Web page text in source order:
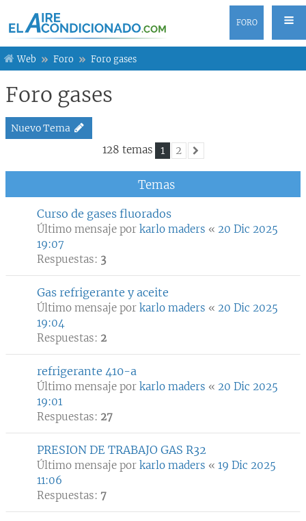
FORO
Web Foro Foro gases
Foro gases
Nuevo Tema
128 temas 1
2
Siguiente
Temas
Curso de gases fluorados
Último mensaje por karlo maders « 20 Dic 2025
19:07
Respuestas: 3
Gas refrigerante y aceite
Último mensaje por karlo maders « 20 Dic 2025
19:04
Respuestas: 2
refrigerante 410-a
Último mensaje por karlo maders « 20 Dic 2025
19:01
Respuestas: 27
PRESION DE TRABAJO GAS R32
Último mensaje por karlo maders « 19 Dic 2025
11:06
Respuestas: 7